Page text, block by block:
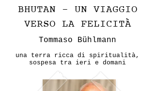
BHUTAN - UN VIAGGIO
VERSO LA FELICITÀ
Tommaso Bühlmann
una terra ricca di spiritualità,
sospesa tra ieri e domani